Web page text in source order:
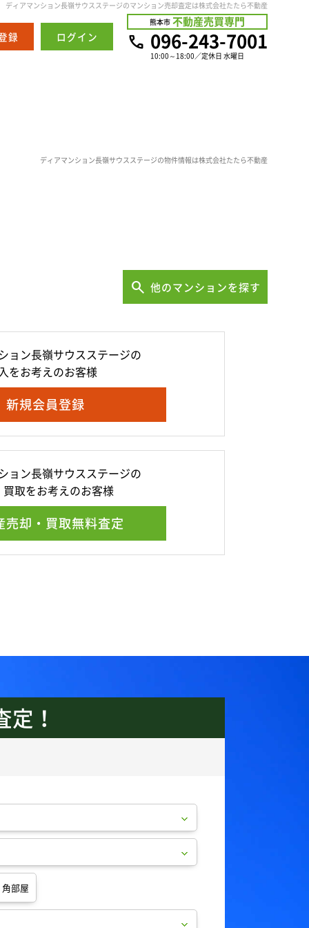
ディアマンション長嶺サウスステージのマンション売却査定は株式会社たたら不動産
録 ログイン
熊本市 不動産売買専門
10:00～18:00／定休日 水曜日
096-243-7001
ディアマンション長嶺サウスステージの物件情報は株式会社たたら不動産
他のマンションを探す
ョン長嶺サウスステージの
をお考えのお客様
新規会員登録
ョン長嶺サウスステージの
取をお考えのお客様
売却・買取無料査定
！
角部屋